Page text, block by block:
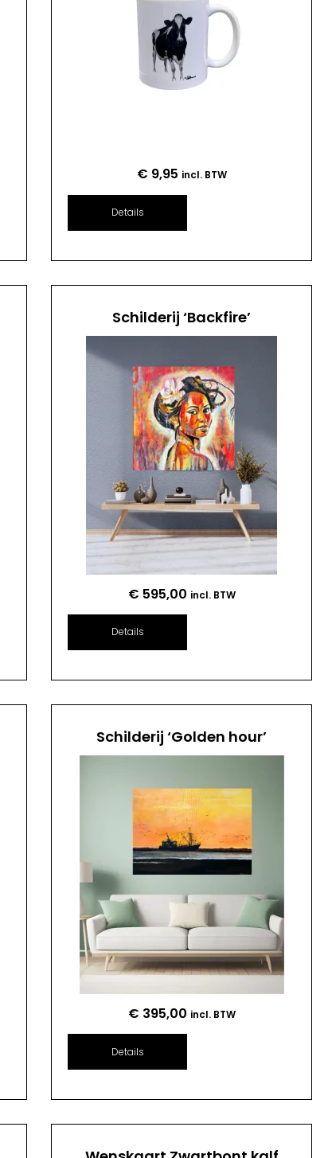
€ 9,95 incl. BTW
Details
Schilderij ‘Backfire’
€ 595,00 incl. BTW
Details
Schilderij ‘Golden hour’
€ 395,00 incl. BTW
Details